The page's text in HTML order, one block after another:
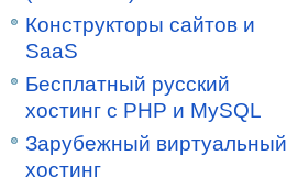
Конструкторы сайтов и
SaaS
Бесплатный русский
хостинг с PHP и MySQL
Зарубежный виртуальный
хостинг